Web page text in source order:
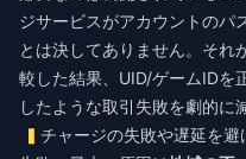
ジサービスがアカウントのパ
とは決してありません。それ
較した結果、UID/ゲームIDを
したような取引失敗を劇的に
チャージの失敗や遅延を避